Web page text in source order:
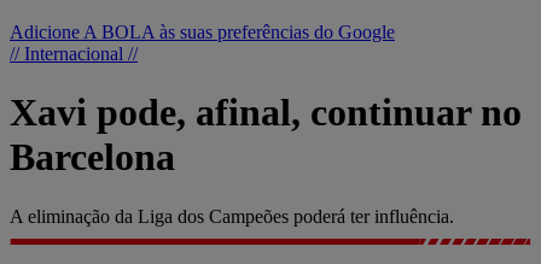
Adicione A BOLA às suas preferências do Google
// Internacional //
Xavi pode, afinal, continuar no
Barcelona
A eliminação da Liga dos Campeões poderá ter influência.